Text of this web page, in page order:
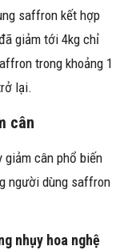
saffron kết hợp
giảm tới 4kg chỉ
trong khoảng 1
lại.
cân
giảm cân phổ biến
người dùng saffron
nhụy hoa nghệ